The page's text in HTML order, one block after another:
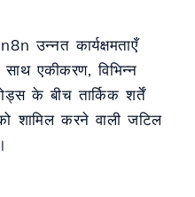
उन्नत कार्यक्षमताएँ
एकीकरण, विभिन्न
के बीच तार्किक शर्तें
शामिल करने वाली जटिल